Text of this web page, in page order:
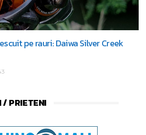
pe rauri: Daiwa Silver Creek
/ PRIETENI